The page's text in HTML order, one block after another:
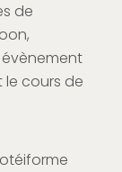
de
cours de